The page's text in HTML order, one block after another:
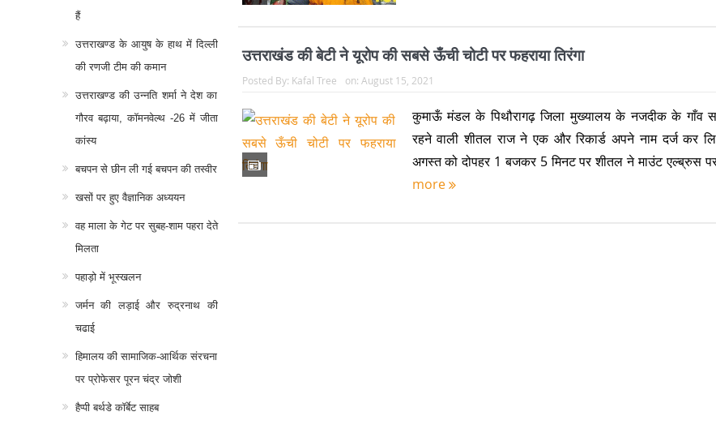
उत्तराखंड की बेटी ने यूरोप की सबसे ऊँची चोटी पर फहराया तिरंगा
Posted By: Kafal Tree on: August 15, 2021
कुमाऊँ मंडल के पिथौरागढ़ जिला मुख्यालय के नजदीक के गाँव
रहने वाली शीतल राज ने एक और रिकार्ड अपने नाम दर्ज कर
अगस्त को दोपहर 1 बजकर 5 मिनट पर शीतल ने माउंट एल्ब्रुस
more
हैं
उत्तराखण्ड के आयुष के हाथ में दिल्ली
की रणजी टीम की कमान
उत्तराखण्ड की उन्नति शर्मा ने देश का
गौरव बढ़ाया, कॉमनवेल्थ -26 में जीता
कांस्य
बचपन से छीन ली गई बचपन की तस्वीर
खसों पर हुए वैज्ञानिक अध्ययन
वह माला के गेट पर सुबह-शाम पहरा देते
मिलता
पहाड़ो में भूस्खलन
जर्मन की लड़ाई और रुद्रनाथ की
चढाई
हिमालय की सामाजिक-आर्थिक संरचना
पर प्रोफेसर पूरन चंद्र जोशी
हैप्पी बर्थडे कॉर्बेट साहब